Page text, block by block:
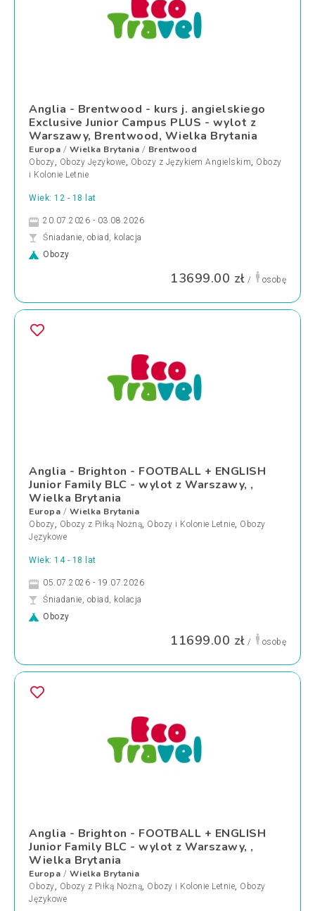
Anglia - Brentwood - kurs j. angielskiego
Exclusive Junior Campus PLUS - wylot z
Warszawy, Brentwood, Wielka Brytania
Europa / Wielka Brytania / Brentwood
Obozy, Obozy Językowe, Obozy z Językiem Angielskim, Obozy
i Kolonie Letnie
Wiek: 12 - 18 lat
20.07.2026 - 03.08.2026
Śniadanie, obiad, kolacja
Obozy
13699.00 zł / osobę
Anglia - Brighton - FOOTBALL + ENGLISH
Junior Family BLC - wylot z Warszawy, ,
Wielka Brytania
Europa / Wielka Brytania
Obozy, Obozy z Piłką Nożną, Obozy i Kolonie Letnie, Obozy
Językowe
Wiek: 14 - 18 lat
05.07.2026 - 19.07.2026
Śniadanie, obiad, kolacja
Obozy
11699.00 zł / osobę
Anglia - Brighton - FOOTBALL + ENGLISH
Junior Family BLC - wylot z Warszawy, ,
Wielka Brytania
Europa / Wielka Brytania
Obozy, Obozy z Piłką Nożną, Obozy i Kolonie Letnie, Obozy
Językowe